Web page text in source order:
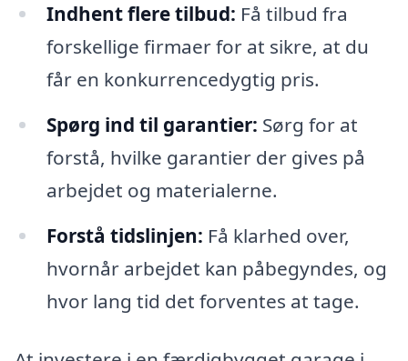
Indhent flere tilbud: Få tilbud fra
forskellige firmaer for at sikre, at du
får en konkurrencedygtig pris.
Spørg ind til garantier: Sørg for at
forstå, hvilke garantier der gives på
arbejdet og materialerne.
Forstå tidslinjen: Få klarhed over,
hvornår arbejdet kan påbegyndes, og
hvor lang tid det forventes at tage.